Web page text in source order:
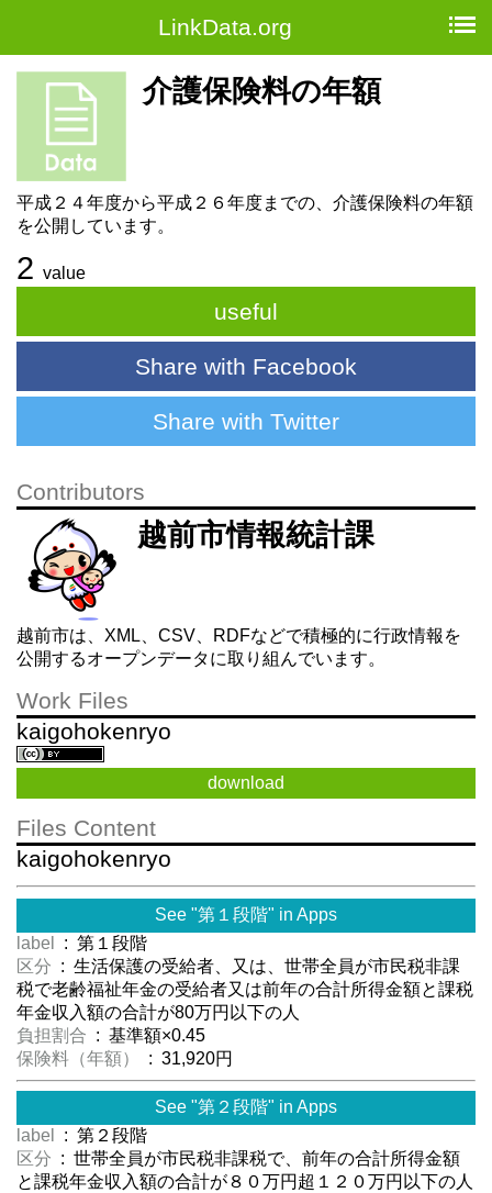
LinkData.org
介護保険料の年額
平成２４年度から平成２６年度までの、介護保険料の年額
を公開しています。
2 value
useful
Share with Facebook
Share with Twitter
Contributors
越前市情報統計課
越前市は、XML、CSV、RDFなどで積極的に行政情報を
公開するオープンデータに取り組んでいます。
Work Files
kaigohokenryo
download
Files Content
kaigohokenryo
See "第１段階" in Apps
label
: 第１段階
区分 : 生活保護の受給者、又は、世帯全員が市民税非課
税で老齢福祉年金の受給者又は前年の合計所得金額と課税
年金収入額の合計が80万円以下の人
負担割合 : 基準額×0.45
保険料（年額）
: 31,920円
See "第２段階" in Apps
label
: 第２段階
区分 : 世帯全員が市民税非課税で、前年の合計所得金額
と課税年金収入額の合計が８０万円超１２０万円以下の人